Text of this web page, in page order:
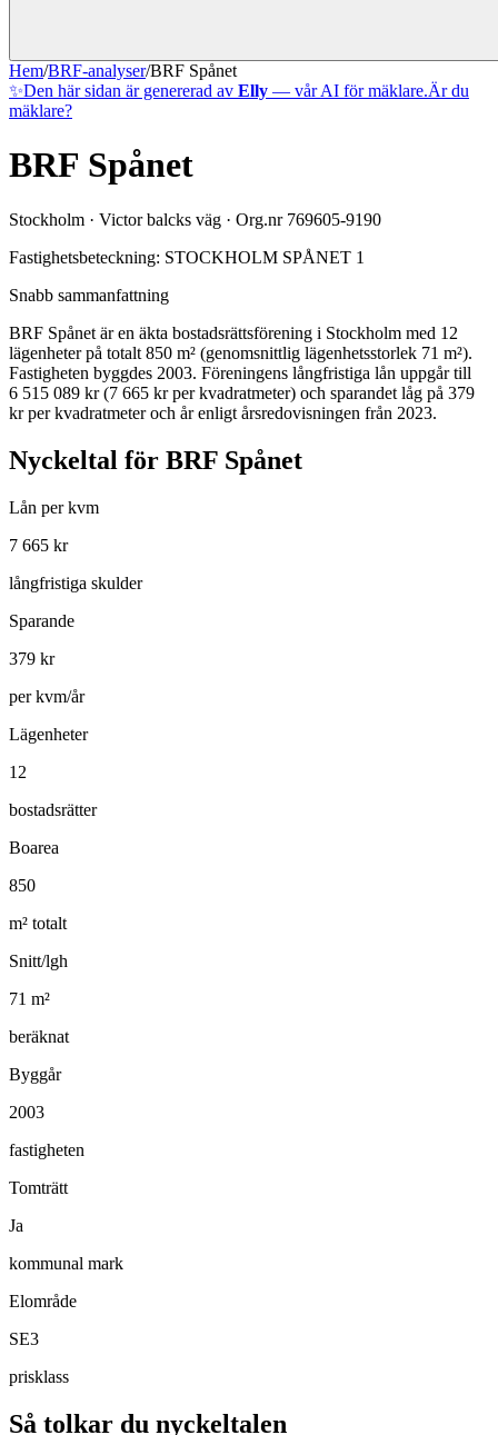
Hem/BRF-analyser/BRF Spånet
✨Den här sidan är genererad av Elly — vår AI för mäklare.Är du
mäklare?
BRF Spånet
Stockholm · Victor balcks väg · Org.nr 769605-9190
Fastighetsbeteckning: STOCKHOLM SPÅNET 1
Snabb sammanfattning
BRF Spånet är en äkta bostadsrättsförening i Stockholm med 12
lägenheter på totalt 850 m² (genomsnittlig lägenhetsstorlek 71 m²).
Fastigheten byggdes 2003. Föreningens långfristiga lån uppgår till
6 515 089 kr (7 665 kr per kvadratmeter) och sparandet låg på 379
kr per kvadratmeter och år enligt årsredovisningen från 2023.
Nyckeltal för BRF Spånet
Lån per kvm
7 665 kr
långfristiga skulder
Sparande
379 kr
per kvm/år
Lägenheter
12
bostadsrätter
Boarea
850
m² totalt
Snitt/lgh
71 m²
beräknat
Byggår
2003
fastigheten
Tomträtt
Ja
kommunal mark
Elområde
SE3
prisklass
Så tolkar du nyckeltalen